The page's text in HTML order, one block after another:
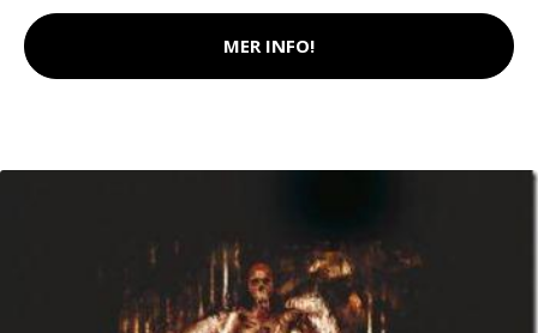
MER INFO!